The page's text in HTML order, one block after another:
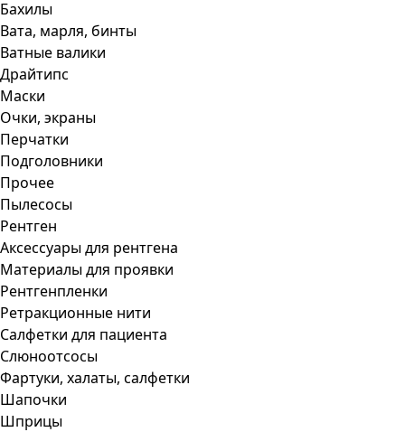
Бахилы
Вата, марля, бинты
Ватные валики
Драйтипс
Маски
Очки, экраны
Перчатки
Подголовники
Прочее
Пылесосы
Рентген
Аксессуары для рентгена
Материалы для проявки
Рентгенпленки
Ретракционные нити
Салфетки для пациента
Слюноотсосы
Фартуки, халаты, салфетки
Шапочки
Шприцы